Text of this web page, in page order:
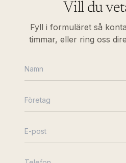
Vill du
Fyll i formuläret så
timmar, eller ring oss